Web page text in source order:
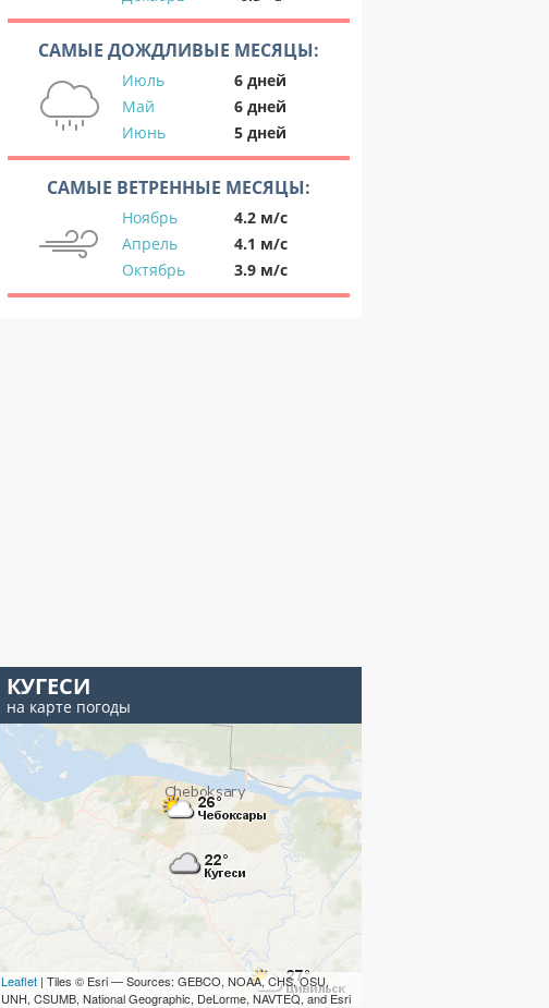
САМЫЕ ДОЖДЛИВЫЕ МЕСЯЦЫ:
Июль
6 дней
Май
6 дней
Июнь
5 дней
САМЫЕ ВЕТРЕННЫЕ МЕСЯЦЫ:
Ноябрь
4.2 м/с
Апрель
4.1 м/с
Октябрь
3.9 м/с
КУГЕСИ
на карте погоды
Leaflet | Tiles © Esri — Sources: GEBCO, NOAA, CHS, OSU,
UNH, CSUMB, National Geographic, DeLorme, NAVTEQ, and Esri